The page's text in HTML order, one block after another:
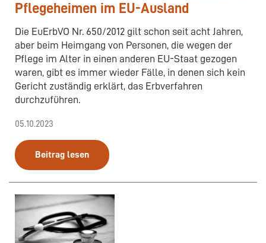
Pflegeheimen im EU-Ausland
Die EuErbVO Nr. 650/2012 gilt schon seit acht Jahren,
aber beim Heimgang von Personen, die wegen der
Pflege im Alter in einen anderen EU-Staat gezogen
waren, gibt es immer wieder Fälle, in denen sich kein
Gericht zuständig erklärt, das Erbverfahren
durchzuführen.
05.10.2023
Beitrag lesen